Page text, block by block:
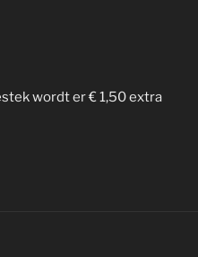
wordt er € 1,50 extra